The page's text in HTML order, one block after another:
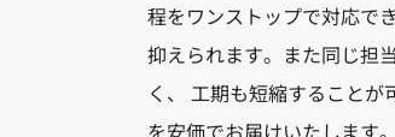
程をワンストップで対応で
抑えられます。また同じ担
く、 工期も短縮すること
を安価でお届けいたします。